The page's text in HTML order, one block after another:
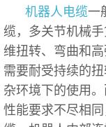
机器人电缆一
缆，多关节机械
维扭转、弯曲和
需要耐受持续的
杂环境下的使用
性能要求不尽相